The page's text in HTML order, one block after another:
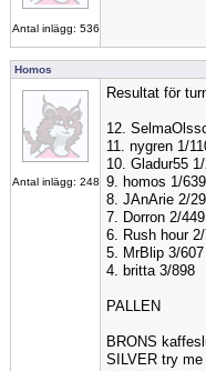
Antal inlägg: 536
Homos
Antal inlägg: 248
Resultat för
12.
11. nygren 1/
10. Gladur55
9. homos 1/639
8. JAnArie 2/
7. Dorron 2/449
6. Rush hour
5. MrBlip 3/607
4. britta 3/898
PALLEN
BRONS
SILVER try me